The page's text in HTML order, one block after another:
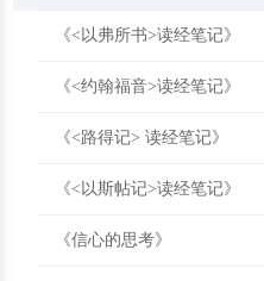
《<以弗所书>读经笔记》
《<约翰福音>读经笔记》
《<路得记> 读经笔记》
《<以斯帖记>读经笔记》
《信心的思考》